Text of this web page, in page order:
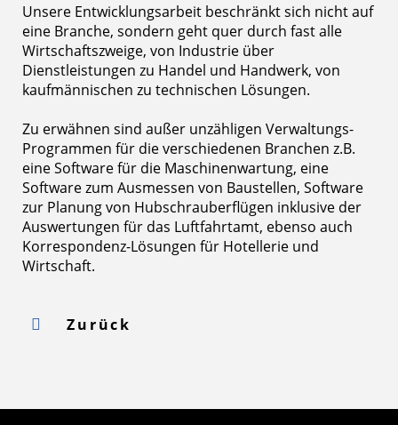
Unsere Entwicklungsarbeit beschränkt sich nicht auf
eine Branche, sondern geht quer durch fast alle
Wirtschaftszweige, von Industrie über
Dienstleistungen zu Handel und Handwerk, von
kaufmännischen zu technischen Lösungen.
Zu erwähnen sind außer unzähligen Verwaltungs-
Programmen für die verschiedenen Branchen z.B.
eine Software für die Maschinenwartung, eine
Software zum Ausmessen von Baustellen, Software
zur Planung von Hubschrauberflügen inklusive der
Auswertungen für das Luftfahrtamt, ebenso auch
Korrespondenz-Lösungen für Hotellerie und
Wirtschaft.
Zurück